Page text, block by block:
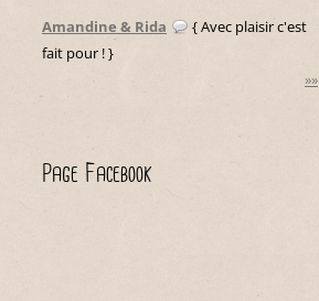
Amandine & Rida
{ Avec plaisir c'est
fait pour ! }
»»
Page Facebook